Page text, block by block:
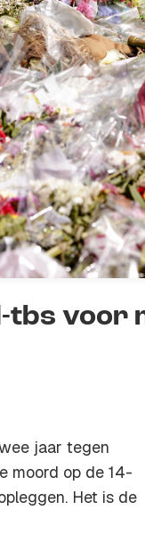
tbs voor
jaar tegen
moord op de 14-
Het is de